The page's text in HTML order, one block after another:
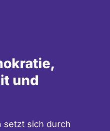
und
setzt sich durch